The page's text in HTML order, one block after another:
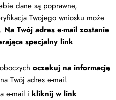
dane są poprawne,
Twojego wniosku może
Na Twój adres e-mail zostanie
specjalny link
oczekuj na informację
Twój adres e-mail.
e-mail i kliknij w link